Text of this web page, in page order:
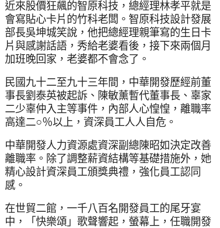
近來股價狂飆的智原科技，總經理林孝平就是
會寫貼心卡片的竹科老闆。智原科技設計發展
部長吳坤城笑說，他把總經理親筆寫的生日卡
片與感謝話語，秀給老婆看後，接下來兩個月
加班晚回家，老婆都不會念了。
民國九十二至九十三年間，中華開發歷經前董
事長劉泰英被起訴、陳敏薰暫代董事長、辜家
二少辜仲入主等事件，內部人心惶惶，離職率
高達二○％以上，資深員工人人自危。
中華開發人力資源處資深副總陳昭如決定改善
離職率。除了調整薪資結構等基礎措施外，她
精心設計資深員工頒獎典禮，強化員工認同
感。
在世貿二館，一千八百名開發員工的尾牙宴
中，「快樂頌」歌聲響起，螢幕上，任職開發